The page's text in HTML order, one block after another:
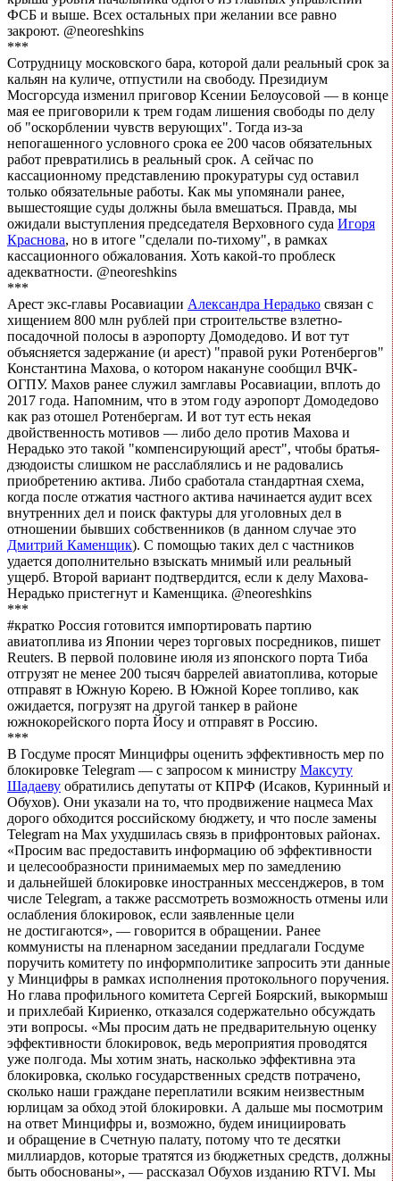
ФСБ и выше. Всех остальных при желании все равно
закроют. @neoreshkins
***
Сотрудницу московского бара, которой дали реальный срок за
кальян на куличе, отпустили на свободу. Президиум
Мосгорсуда изменил приговор Ксении Белоусовой — в конце
мая ее приговорили к трем годам лишения свободы по делу
об "оскорблении чувств верующих". Тогда из-за
непогашенного условного срока ее 200 часов обязательных
работ превратились в реальный срок. А сейчас по
кассационному представлению прокуратуры суд оставил
только обязательные работы. Как мы упомянали ранее,
вышестоящие суды должны была вмешаться. Правда, мы
ожидали выступления председателя Верховного суда Игоря
Краснова, но в итоге "сделали по-тихому", в рамках
кассационного обжалования. Хоть какой-то проблеск
адекватности. @neoreshkins
***
Арест экс-главы Росавиации Александра Нерадько связан с
хищением 800 млн рублей при строительстве взлетно-
посадочной полосы в аэропорту Домодедово. И вот тут
объясняется задержание (и арест) "правой руки Ротенбергов"
Константина Махова, о котором накануне сообщил ВЧК-
ОГПУ. Махов ранее служил замглавы Росавиации, вплоть до
2017 года. Напомним, что в этом году аэропорт Домодедово
как раз отошел Ротенбергам. И вот тут есть некая
двойственность мотивов — либо дело против Махова и
Нерадько это такой "компенсирующий арест", чтобы братья-
дзюдоисты слишком не расслаблялись и не радовались
приобретению актива. Либо сработала стандартная схема,
когда после отжатия частного актива начинается аудит всех
внутренних дел и поиск фактуры для уголовных дел в
отношении бывших собственников (в данном случае это
Дмитрий Каменщик). С помощью таких дел с частников
удается дополнительно взыскать мнимый или реальный
ущерб. Второй вариант подтвердится, если к делу Махова-
Нерадько пристегнут и Каменщика. @neoreshkins
***
#кратко Россия готовится импортировать партию
авиатоплива из Японии через торговых посредников, пишет
Reuters. В первой половине июля из японского порта Тиба
отгрузят не менее 200 тысяч баррелей авиатоплива, которые
отправят в Южную Корею. В Южной Корее топливо, как
ожидается, погрузят на другой танкер в районе
южнокорейского порта Йосу и отправят в Россию.
***
В Госдуме просят Минцифры оценить эффективность мер по
блокировке Telegram — с запросом к министру Максуту
Шадаеву обратились депутаты от КПРФ (Исаков, Куринный и
Обухов). Они указали на то, что продвижение нацмеса Max
дорого обходится российскому бюджету, и что после замены
Telegram на Max ухудшилась связь в прифронтовых районах.
«Просим вас предоставить информацию об эффективности
и целесообразности принимаемых мер по замедлению
и дальнейшей блокировке иностранных мессенджеров, в том
числе Telegram, а также рассмотреть возможность отмены или
ослабления блокировок, если заявленные цели
не достигаются», — говорится в обращении. Ранее
коммунисты на пленарном заседании предлагали Госдуме
поручить комитету по информполитике запросить эти данные
у Минцифры в рамках исполнения протокольного поручения.
Но глава профильного комитета Сергей Боярский, выкормыш
и прихлебай Кириенко, отказался содержательно обсуждать
эти вопросы. «Мы просим дать не предварительную оценку
эффективности блокировок, ведь мероприятия проводятся
уже полгода. Мы хотим знать, насколько эффективна эта
блокировка, сколько государственных средств потрачено,
сколько наши граждане переплатили всяким неизвестным
юрлицам за обход этой блокировки. А дальше мы посмотрим
на ответ Минцифры и, возможно, будем инициировать
и обращение в Счетную палату, потому что те десятки
миллиардов, которые тратятся из бюджетных средств, должны
быть обоснованы», — рассказал Обухов изданию RTVI. Мы